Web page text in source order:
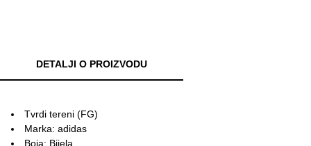
DETALJI O PROIZVODU
Tvrdi tereni (FG)
Marka: adidas
Boja: Bijela